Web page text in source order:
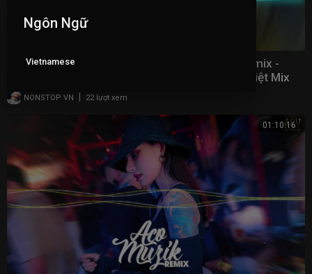
Yêu Là Cưới Remix - Cưới Luôn Được Không Remix -
Tình Thương Phu Thê Remix | Nonstop 2021 Việt Mix
NONSTOP VN 22 lượt xem
01:10:16
Ngôn Ngữ
Vietnamese